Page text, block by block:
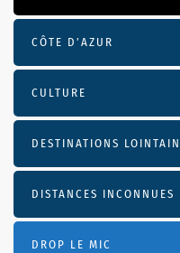
CÔTE D’AZUR
CULTURE
DESTINATIONS
DISTANCES INCONNUES
DROP LE MIC